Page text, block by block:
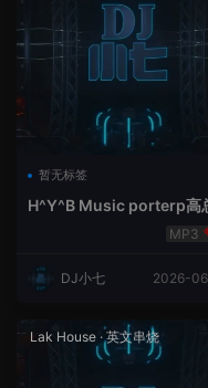
暂无标签
H^Y^B Music porterp高
聆听 全英文Vina Lak
DJ小七 2026-
Lak House ·英文串烧